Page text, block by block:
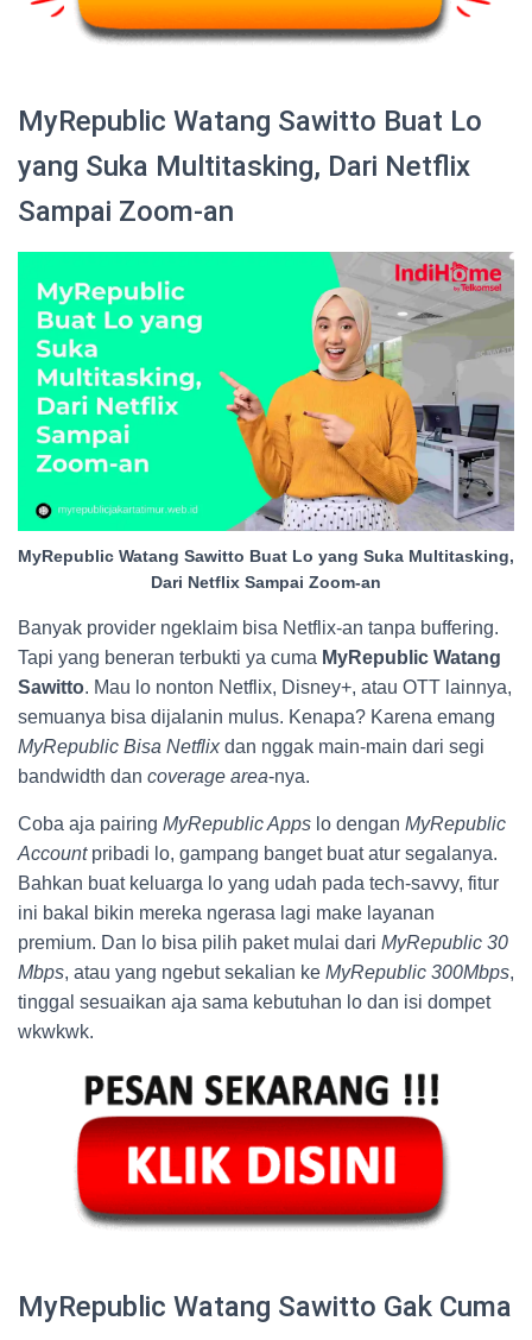
MyRepublic Watang Sawitto Buat Lo
yang Suka Multitasking, Dari Netflix
Sampai Zoom-an
MyRepublic Watang Sawitto Buat Lo yang Suka Multitasking,
Dari Netflix Sampai Zoom-an
Banyak provider ngeklaim bisa Netflix-an tanpa buffering.
Tapi yang beneran terbukti ya cuma MyRepublic Watang
Sawitto. Mau lo nonton Netflix, Disney+, atau OTT lainnya,
semuanya bisa dijalanin mulus. Kenapa? Karena emang
MyRepublic Bisa Netflixdan nggak main-main dari segi
bandwidth dan coverage area-nya.
Coba aja pairing MyRepublic Apps lo dengan MyRepublic
Accountpribadi lo, gampang banget buat atur segalanya.
Bahkan buat keluarga lo yang udah pada tech-savvy, fitur
ini bakal bikin mereka ngerasa lagi make layanan
premium. Dan lo bisa pilih paket mulai dari MyRepublic 30
Mbps, atau yang ngebut sekalian ke MyRepublic 300Mbps,
tinggal sesuaikan aja sama kebutuhan lo dan isi dompet
wkwkwk.
MyRepublic Watang Sawitto Gak Cuma